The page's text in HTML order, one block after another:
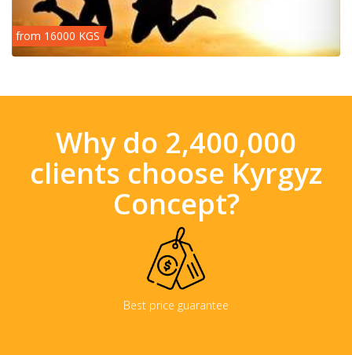
from 16000 KGS
Why do 2,400,000
clients choose Kyrgyz
Concept?
Best price guarantee